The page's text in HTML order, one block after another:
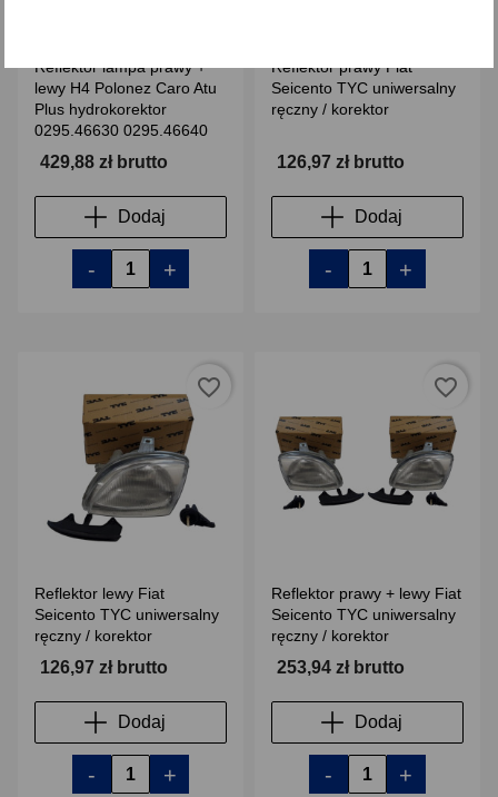
Reflektor lampa prawy +
lewy H4 Polonez Caro Atu
Plus hydrokorektor
0295.46630 0295.46640
429,88 zł brutto
Dodaj
- +
Reflektor prawy Fiat
Seicento TYC uniwersalny
ręczny / korektor
126,97 zł brutto
Dodaj
- +
Reflektor lewy Fiat
Seicento TYC uniwersalny
ręczny / korektor
126,97 zł brutto
Dodaj
- +
favorite_border
Reflektor prawy + lewy Fiat
Seicento TYC uniwersalny
ręczny / korektor
253,94 zł brutto
Dodaj
- +
favorite_border